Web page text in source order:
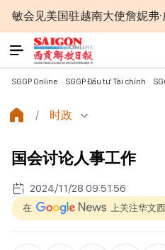
美国驻越南大使詹妮弗·威克斯
SGGP Online SGGP Đầu tư Tài chính
时政
国会讨论人事工作
2024/11/28 09:51:56
在 上关注华文